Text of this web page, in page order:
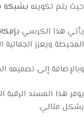
حيث يتم تكوينهبشبكة
يأتي هذا الكرسي
المحيطة ويعزز الجمالية
وبالإضافة إلى
يوفر هذا المسند
بشكل مثالي.